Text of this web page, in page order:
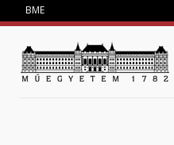
BME